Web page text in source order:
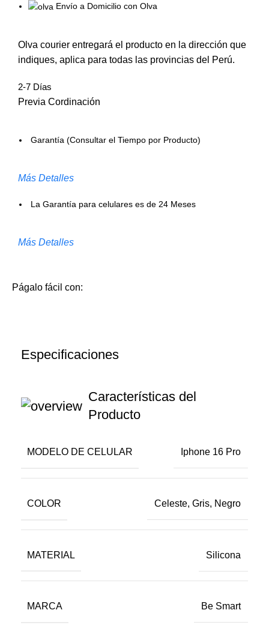
Envío a Domicilio con Olva
Olva courier entregará el producto en la dirección que
indiques, aplica para todas las provincias del Perú.
2-7 Días
Previa Cordinación
Garantía (Consultar el Tiempo por Producto)
Más Detalles
La Garantía para celulares es de 24 Meses
Más Detalles
Págalo fácil con:
Especificaciones
Características del
Producto
MODELO DE CELULAR Iphone 16 Pro
COLOR Celeste, Gris, Negro
MATERIAL Silicona
MARCA Be Smart